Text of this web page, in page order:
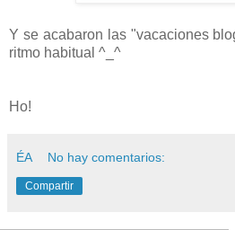
Y se acabaron las "vacaciones
ritmo habitual ^_^
Ho!
ÉA No hay comentarios:
Compartir